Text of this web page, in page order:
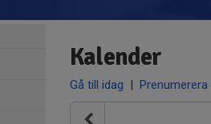
Kalender
Gå till idag | Prenumerera